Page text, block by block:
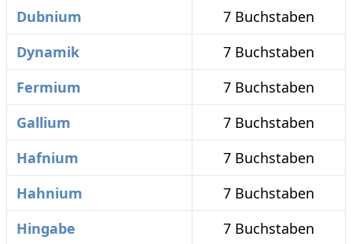
Dubnium
7 Buchstaben
Dynamik
7 Buchstaben
Fermium
7 Buchstaben
Gallium
7 Buchstaben
Hafnium
7 Buchstaben
Hahnium
7 Buchstaben
Hingabe
7 Buchstaben